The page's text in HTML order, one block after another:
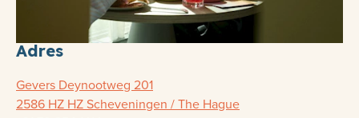
Adres
Gevers Deynootweg 201
2586 HZ HZ Scheveningen / The Hague